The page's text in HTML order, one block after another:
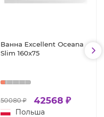
Ванна Excellent Oceana
Slim 160x75
50080 ₽ 42568 ₽
Польша